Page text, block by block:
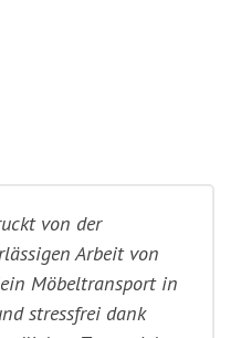
von der
Arbeit von
Möbeltransport in
stressfrei dank